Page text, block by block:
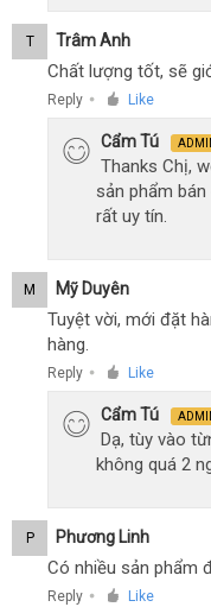
T Trâm Anh
Chất lượng tốt, sẽ
Reply ● Like
Cẩm Tú
Thanks Chị,
sản phẩm
rất uy tín.
M Mỹ Duyên
Tuyệt vời, mới đặt
hàng.
Reply ● Like
Cẩm Tú
Dạ, tùy vào
không quá 2
P Phương Linh
Có nhiều sản phẩm
Reply ● Like